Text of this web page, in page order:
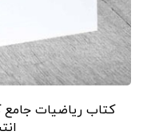
کتاب ریاضیات جامع